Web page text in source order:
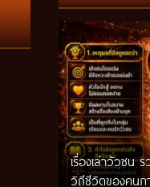
เรื่องเล่าวัวชน
วิถีชีวิตของคนภ